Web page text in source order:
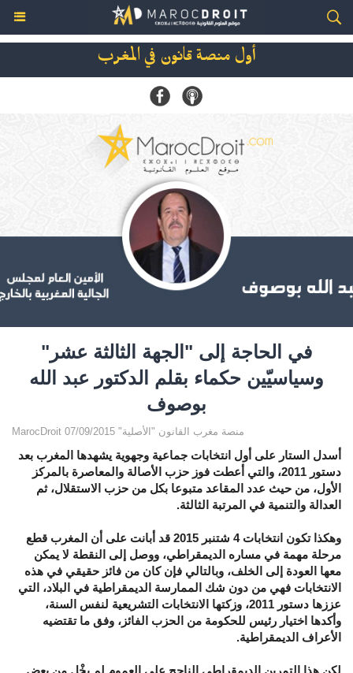
أول منصة قانون في المغرب
في الحاجة إلى "الجهة الثالثة عشر"
وسياسيّين حكماء بقلم الدكتور عبد الله
بوصوف
MarocDroit منصة مغرب القانون "الأصلية" 07/09/2015
أسدل الستار على أول انتخابات جماعية وجهوية يشهدها المغرب بعد
دستور 2011، والتي أعطت فوز حزب الأصالة والمعاصرة بالمركز
الأول، من حيث عدد المقاعد متبوعا بكل من حزب الاستقلال، ثم
العدالة والتنمية في المرتبة الثالثة.
وهكذا تكون انتخابات 4 شتنبر 2015 قد أبانت على أن المغرب قطع
مرحلة مهمة في مساره الديمقراطي، ووصل إلى النقطة لا يمكن
معها العودة إلى الخلف، وبالتالي فإن كان من فائز حقيقي في هذه
الانتخابات فهي من دون شك الممارسة الديمقراطية في البلاد، التي
عززها دستور 2011، وزكتها الانتخابات التشريعية لنفس السنة،
وأكدها اختيار رئيس للحكومة من الحزب الفائز، وفق ما تقتضيه
الأعراف الديمقراطية.
لكن هذا التمرين الديمقراطي الناجح على العموم لم يخْل من بعض